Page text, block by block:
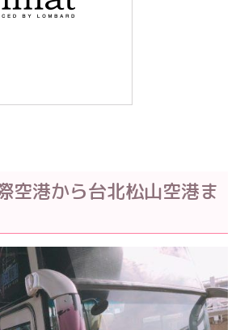
空港から台北松山空港ま